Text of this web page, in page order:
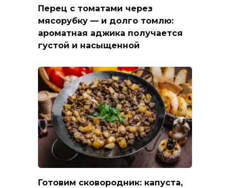
Перец с томатами через
мясорубку — и долго томлю:
ароматная аджика получается
густой и насыщенной
Готовим сковородник: капуста,